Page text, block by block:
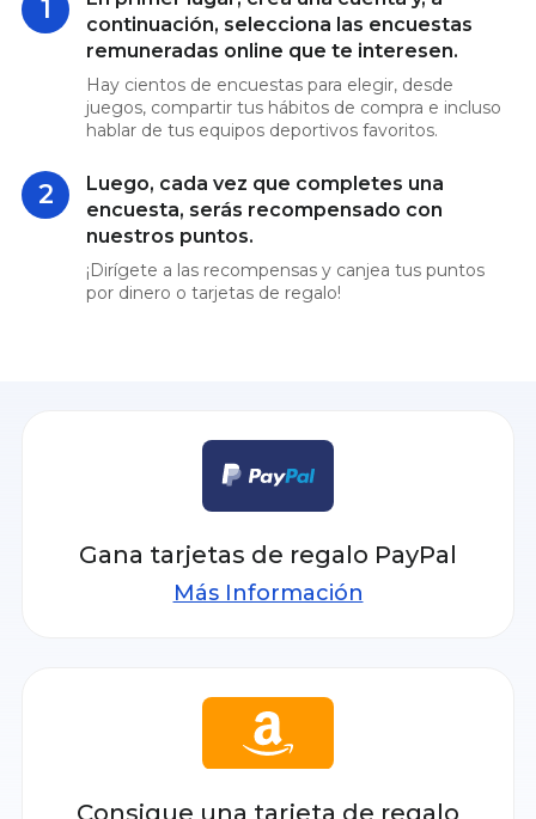
1
continuación, selecciona las encuestas
remuneradas online que te interesen.
Hay cientos de encuestas para elegir, desde
juegos, compartir tus hábitos de compra e incluso
hablar de tus equipos deportivos favoritos.
2
Luego, cada vez que completes una
encuesta, serás recompensado con
nuestros puntos.
¡Dirígete a las recompensas y canjea tus puntos
por dinero o tarjetas de regalo!
Gana tarjetas de regalo PayPal
Más Información
Consigue una tarjeta de regalo